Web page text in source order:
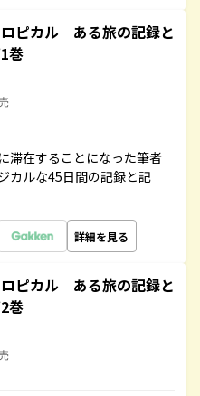
ピカル ある旅の記録と
巻
滞在することになった筆者
カルな45日間の記録と記
詳細を見る
ピカル ある旅の記録と
巻